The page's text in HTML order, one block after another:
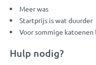
Meer was
Startprijs is wat duurder
Voor sommige
Hulp nodig?